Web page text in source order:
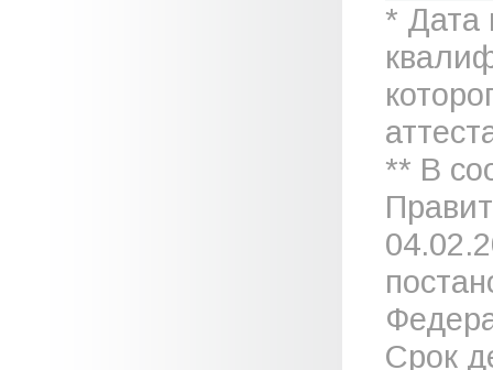
* Дата
** В
Срок